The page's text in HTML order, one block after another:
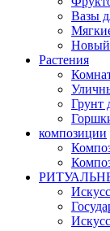
Вазы
Новый
Растения
Грунт
композиции